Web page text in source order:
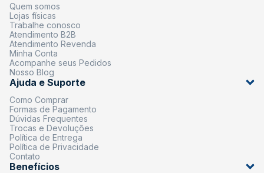
Quem somos
Lojas físicas
Trabalhe conosco
Atendimento B2B
Atendimento Revenda
Minha Conta
Acompanhe seus Pedidos
Nosso Blog
Ajuda e Suporte
Como Comprar
Formas de Pagamento
Dúvidas Frequentes
Trocas e Devoluções
Política de Entrega
Política de Privacidade
Contato
Benefícios